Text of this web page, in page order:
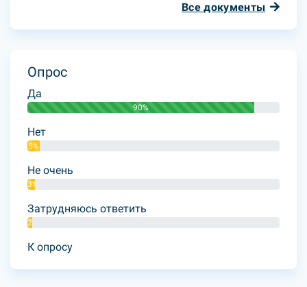
Все документы
Опрос
Да
90%
Нет
5%
Не очень
3%
Затрудняюсь ответить
2%
К опросу